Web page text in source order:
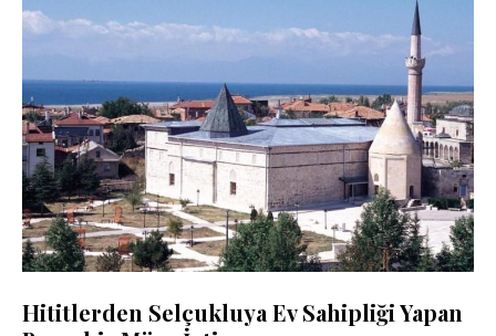
Hititlerden Selçukluya Ev Sahipliği Yapan